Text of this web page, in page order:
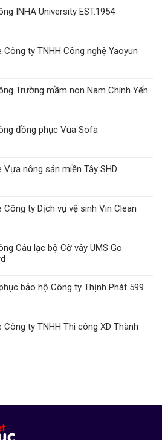
INHA University EST.1954
Công ty TNHH Công nghệ Yaoyun
Trường mầm non Nam Chính Yến
đồng phục Vua Sofa
Vựa nông sản miền Tây SHD
Công ty Dịch vụ vệ sinh Vin Clean
Câu lạc bộ Cờ vây UMS Go
bảo hộ Công ty Thịnh Phát 599
Công ty TNHH Thi công XD Thành